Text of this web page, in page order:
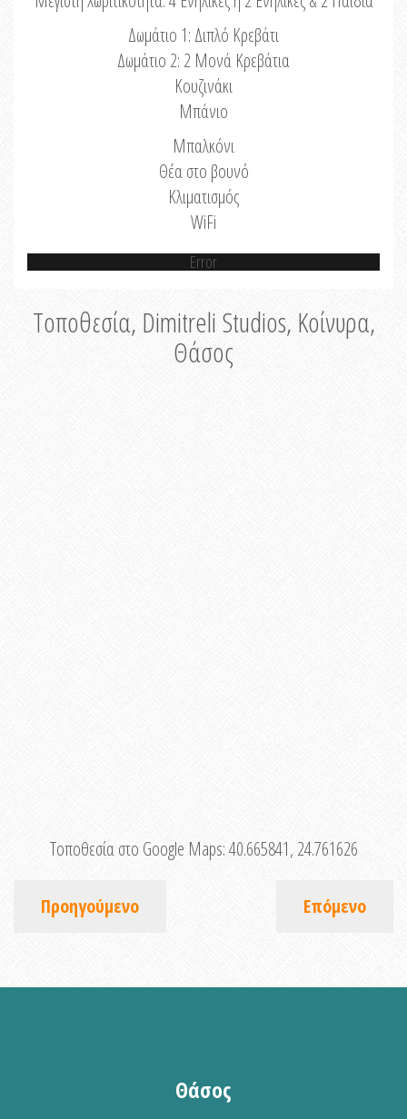
Δωμάτιο 1: Διπλό Κρεβάτι
Δωμάτιο 2: 2 Μονά Κρεβάτια
Κουζινάκι
Μπάνιο
Μπαλκόνι
Θέα στο βουνό
Κλιματισμός
WiFi
Error
Τοποθεσία, Dimitreli Studios, Κοίνυρα,
Θάσος
Τοποθεσία στο Google Maps:40.665841, 24.761626
Προηγούμενο Επόμενο
Θάσος